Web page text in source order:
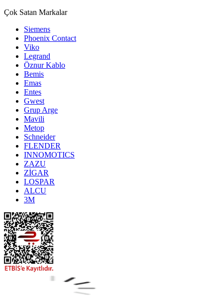
Çok Satan Markalar
Siemens
Phoenix Contact
Viko
Legrand
Öznur Kablo
Bemis
Emas
Entes
Gwest
Grup Arge
Mavili
Metop
Schneider
FLENDER
INNOMOTICS
ZAZU
ZİGAR
LOSPAR
ALCU
3M